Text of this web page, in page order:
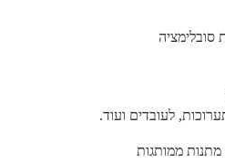
סובלימציה
לעובדים ועוד.
מתנות ממותגות